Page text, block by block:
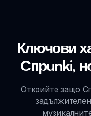
Ключови
Спрunki,
Открийте защо